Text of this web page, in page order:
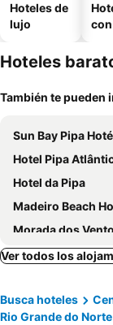
Hoteles de
lujo
Hoteles
También te pueden
Sun Bay Pipa
Hotel Pipa
Hotel da Pipa
Madeiro Beach
Morada dos
Recanto da Mata
Bupitanga Hotel
Ver todos los
Busca hoteles
Rio Grande do Norte